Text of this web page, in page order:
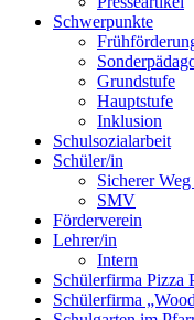
Schwerpunkte
Grundstufe
Hauptstufe
Inklusion
Schulsozialarbeit
Schüler/in
Sicherer
SMV
Förderverein
Lehrer/in
Intern
Schülerfirma Pizza
Schülerfirma